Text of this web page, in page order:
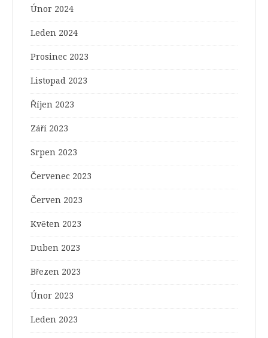
Únor 2024
Leden 2024
Prosinec 2023
Listopad 2023
Říjen 2023
Září 2023
Srpen 2023
Červenec 2023
Červen 2023
Květen 2023
Duben 2023
Březen 2023
Únor 2023
Leden 2023